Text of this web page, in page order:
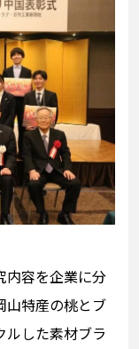
内容を企業に分
山特産の桃とブ
ルした素材ブラ